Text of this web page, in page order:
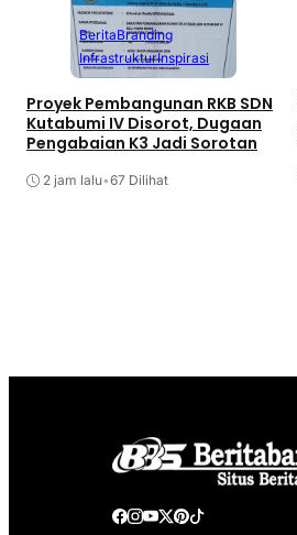
BeritaBranding
InfrastrukturInspirasi
Proyek Pembangunan RKB SDN
Kutabumi IV Disorot, Dugaan
Pengabaian K3 Jadi Sorotan
2 jam lalu•67 Dilihat